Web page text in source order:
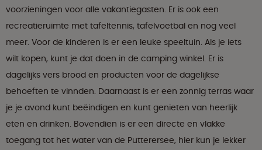
voorzieningen voor alle vakantiegasten. Er is ook een
recreatieruimte met tafeltennis, tafelvoetbal en nog veel
meer. Voor de kinderen is er een leuke speeltuin. Als je iets
wilt kopen, kunt je dat doen in de camping winkel. Er is
dagelijks vers brood en producten voor de dagelijkse
behoeften te vinnden. Daarnaast is er een zonnig terras waar
je je avond kunt beëindigen en kunt genieten van heerlijk
eten en drinken. Bovendien is er een directe en vlakke
toegang tot het water van de Putterersee, hier kun je lekker